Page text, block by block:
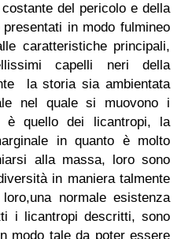
del pericolo e della
in modo fulmineo
caratteristiche principali,
capelli neri della
la storia sia ambientata
nel quale si muovono i
è quello dei licantropi, la
in quanto è molto
alla massa, loro sono
in maniera talmente
normale esistenza
i licantropi descritti, sono
modo tale da poter essere